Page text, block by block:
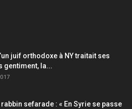
juif orthodoxe à NY traitait ses
gentiment, la...
rabbin sefarade : « En Syrie se passe